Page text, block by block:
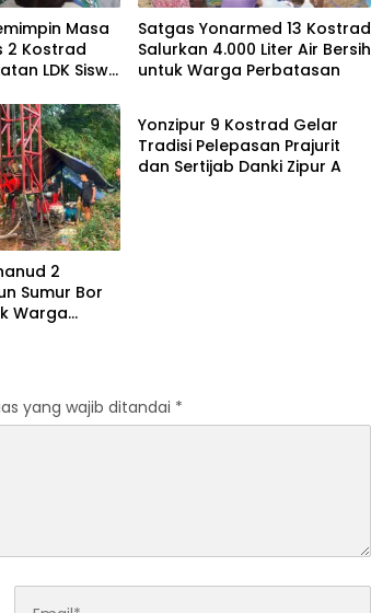
Masa
2 Kostrad
LDK Siswi
Satgas Yonarmed 13 Kostrad
Salurkan 4.000 Liter Air Bersih
untuk Warga Perbatasan
2
Sumur Bor
Warga
TNI/Polri
Yonzipur 9 Kostrad Gelar
Tradisi Pelepasan Prajurit
dan Sertijab Danki Zipur A
yang wajib ditandai *